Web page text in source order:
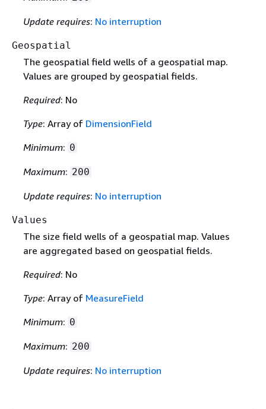
Update requires: No interruption
Geospatial
The geospatial field wells of a geospatial map.
Values are grouped by geospatial fields.
Required: No
Type: Array of DimensionField
Minimum: 0
Maximum: 200
Update requires: No interruption
Values
The size field wells of a geospatial map. Values
are aggregated based on geospatial fields.
Required: No
Type: Array of MeasureField
Minimum: 0
Maximum: 200
Update requires: No interruption